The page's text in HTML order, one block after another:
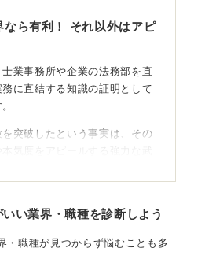
なら有利！ それ以外はアピ
業事務所や企業の法務部を直
に直結する知識の証明として
突破したという事実は、その
気度をアピールする強力な武
のない業界や職種を受ける場
い業界・職種を診断しよう
・職種が見つからず悩むことも多